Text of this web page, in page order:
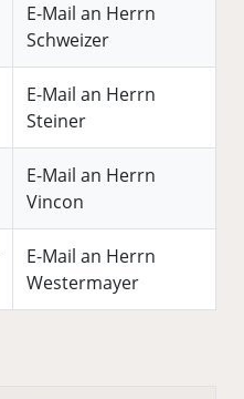
E-Mail an Herrn
Schweizer
E-Mail an Herrn
Steiner
E-Mail an Herrn
Vincon
E-Mail an Herrn
Westermayer